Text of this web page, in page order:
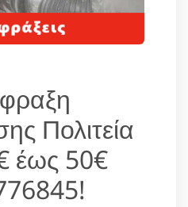
Πολιτεία
έως 50€